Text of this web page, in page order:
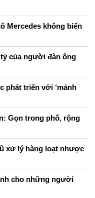
Mercedes không biển
của người đàn ông
phát triển với ‘mảnh
Gọn trong phố, rộng
xử lý hàng loạt nhược
cho những người